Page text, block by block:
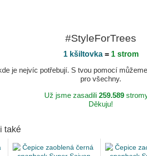
#StyleForTrees
1 kšiltovka= 1 strom
je nejvíc potřebují. S tvou pomocí
pro všechny.
Už jsme zasadili 259.589
Děkuju!
také